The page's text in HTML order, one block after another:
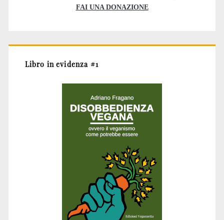
FAI UNA DONAZIONE
Libro in evidenza #1